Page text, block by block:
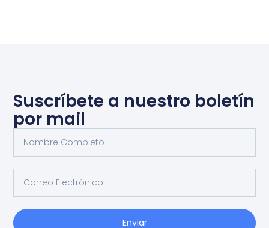
Suscríbete a nuestro boletín
por mail
Enviar